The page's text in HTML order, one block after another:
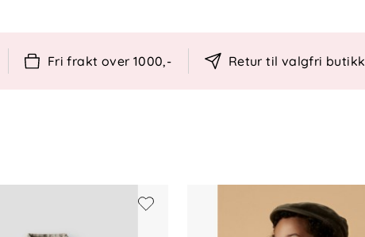
Fri frakt over 1000,- Retur til valgfri butikk